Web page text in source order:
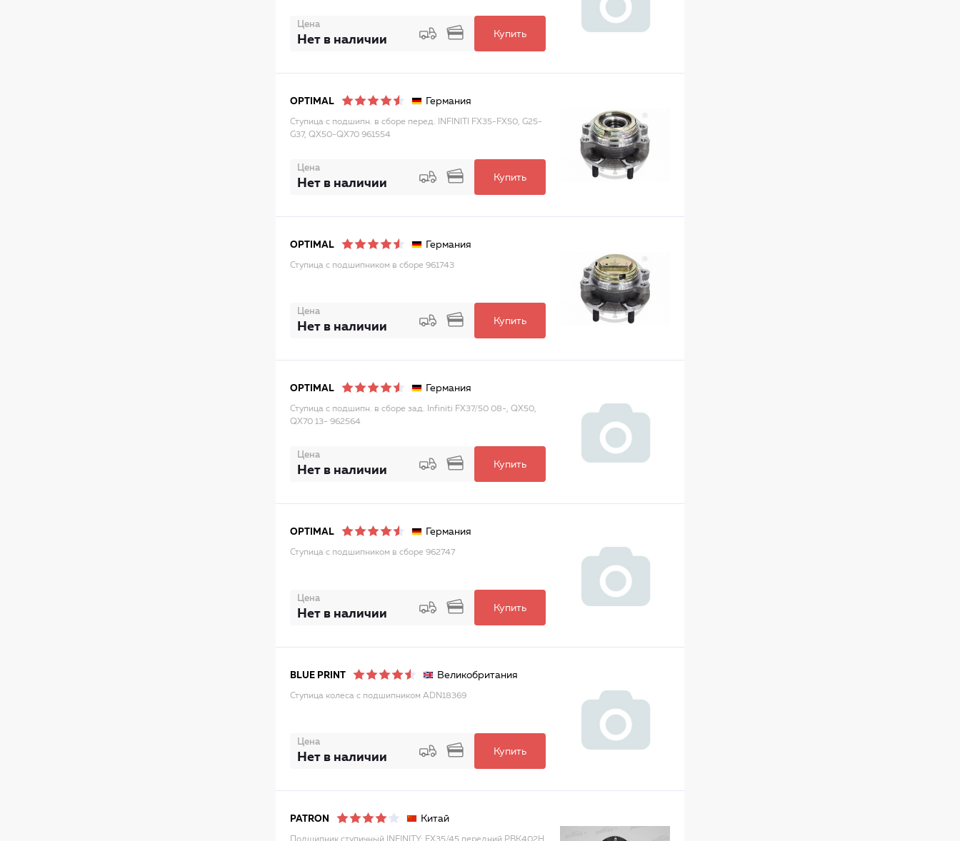
Цена
Нет в наличии Купить
OPTIMAL Германия
Ступица с подшипн. в сборе перед. INFINITI FX35-FX50, G25-
G37, QX50-QX70 961554
Цена
Нет в наличии Купить
OPTIMAL Германия
Ступица с подшипником в сборе 961743
Цена
Нет в наличии Купить
OPTIMAL Германия
Ступица с подшипн. в сборе зад. Infiniti FX37/50 08-, QX50,
QX70 13- 962564
Цена
Нет в наличии Купить
OPTIMAL Германия
Ступица с подшипником в сборе 962747
Цена
Нет в наличии Купить
BLUE PRINT Великобритания
Ступица колеса с подшипником ADN18369
Цена
Нет в наличии Купить
PATRON Китай